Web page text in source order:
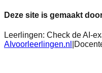
Deze site is gemaakt
Leerlingen: Check de AI-
AIvoorleerlingen.nl